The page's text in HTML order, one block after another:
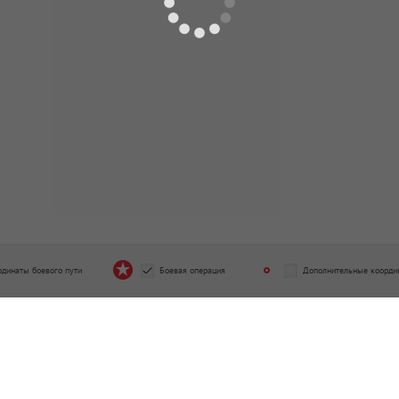
боевого пути Боевая операция Дополнительные